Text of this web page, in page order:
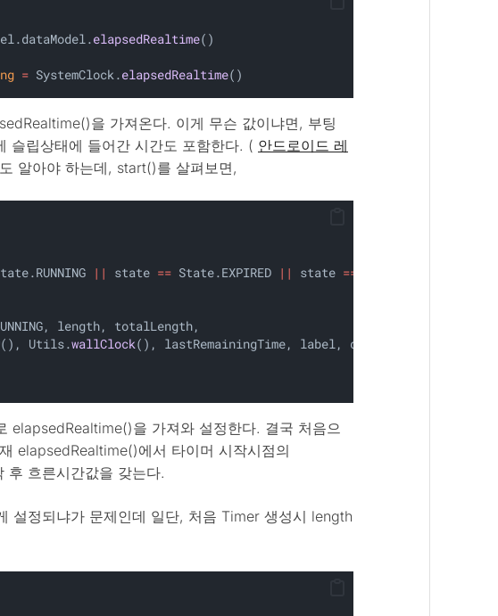
elapsedRealtime()
= SystemClock.elapsedRealtime()
을 가져온다. 이게 무슨 값이냐면, 부팅
슬립상태에 들어간 시간도 포함한다. ( 안드로이드 레
알아야 하는데, start()를 살펴보면,
|| state == State.EXPIRED || state ==
length, totalLength,
(), Utils.wallClock(), lastRemainingTime, label, deleteAfterUse)
elapsedRealtime()을 가져와 설정한다. 결국 처음으
elapsedRealtime()에서 타이머 시작시점의
흐른시간값을 갖는다.
설정되냐가 문제인데 일단, 처음 Timer 생성시 length